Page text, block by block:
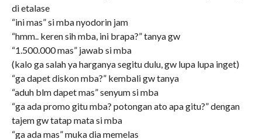
di etalase
“ini mas” si mba nyodorin jam
“hmm.. keren sih mba, ini brapa?” tanya gw
“1.500.000 mas” jawab si mba
(kalo ga salah ya harganya segitu dulu, gw lupa lupa inget)
“ga dapet diskon mba?” kembali gw tanya
“aduh blm dapet mas” senyum si mba
“ga ada promo gitu mba? potongan ato apa gitu?” dengan
tajem gw tatap mata si mba
“ga ada mas” muka dia memelas